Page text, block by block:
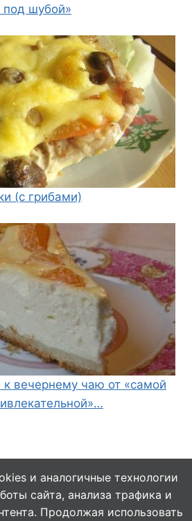
под шубой»
(с грибами)
вечернему чаю от «самой
- Вкусные Рецепты
и аналогичные технологии
сайта, анализа трафика и
Продолжая использовать